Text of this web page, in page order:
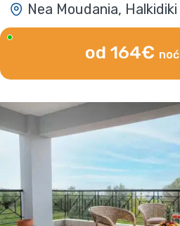
Nea Moudania, Halkidiki
od 164€ noć